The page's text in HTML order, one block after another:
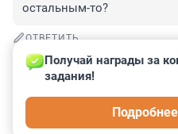
остальным-то?
ОТВЕТИТЬ
Гость
16 июня 2025, 18:21
"Так ведь бьют по морде,
старого советского
Получай награды за
задания!